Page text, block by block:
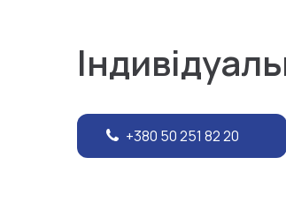
+380 50 251 82 20